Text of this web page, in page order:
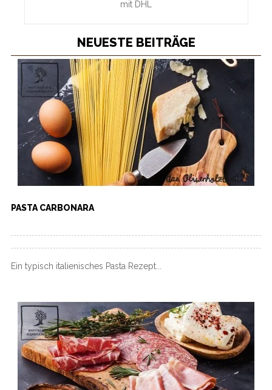
mit DHL
NEUESTE BEITRÄGE
PASTA CARBONARA
Ein typisch italienisches Pasta Rezept...